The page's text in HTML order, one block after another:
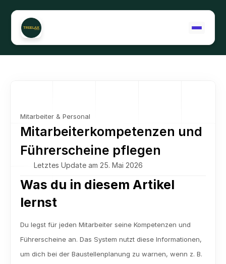
Support kontaktieren
Mitarbeiter & Personal
Mitarbeiterkompetenzen und
Führerscheine pflegen
Letztes Update am 25. Mai 2026
Was du in diesem Artikel
lernst
Du legst für jeden Mitarbeiter seine Kompetenzen und
Führerscheine an. Das System nutzt diese Informationen,
um dich bei der Baustellenplanung zu warnen, wenn z. B.